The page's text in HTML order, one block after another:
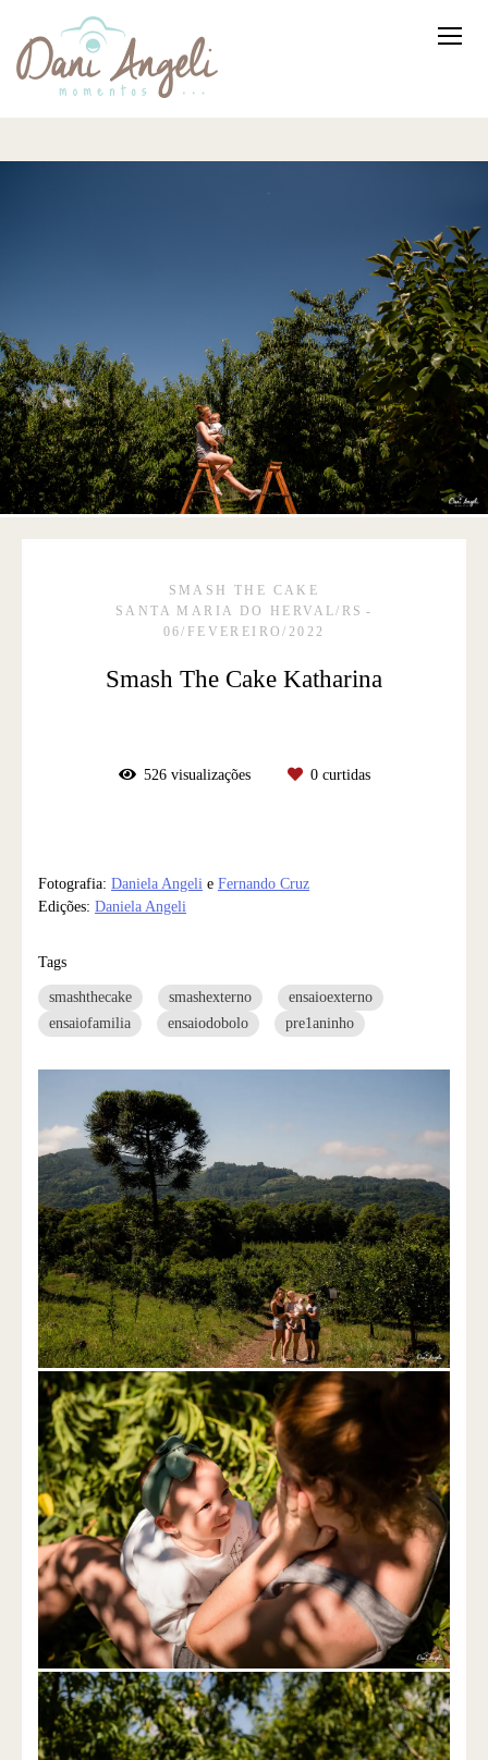
SMASH THE CAKE
SANTA MARIA DO HERVAL/RS
06/FEVEREIRO/2022
Smash The Cake Katharina
526visualizações 0curtidas
Fotografia: Daniela Angeli e Fernando Cruz
Edições: Daniela Angeli
Tags
smashthecake smashexterno
ensaioexterno
ensaiofamilia
ensaiodobolo pre1aninho